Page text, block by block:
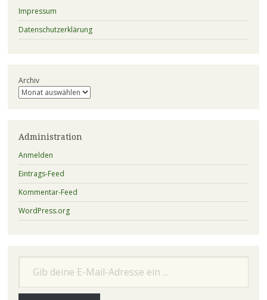
Impressum
Datenschutzerklärung
Archiv
Administration
Anmelden
Eintrags-Feed
Kommentar-Feed
WordPress.org